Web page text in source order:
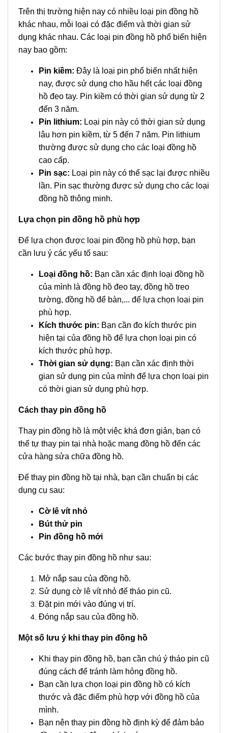
Trên thị trường hiện nay có nhiều loại pin đồng hồ
khác nhau, mỗi loại có đặc điểm và thời gian sử
dụng khác nhau. Các loại pin đồng hồ phổ biến hiện
nay bao gồm:
Pin kiềm: Đây là loại pin phổ biến nhất hiện
nay, được sử dụng cho hầu hết các loại đồng
hồ đeo tay. Pin kiềm có thời gian sử dụng từ 2
đến 3 năm.
Pin lithium: Loại pin này có thời gian sử dụng
lâu hơn pin kiềm, từ 5 đến 7 năm. Pin lithium
thường được sử dụng cho các loại đồng hồ
cao cấp.
Pin sạc: Loại pin này có thể sạc lại được nhiều
lần. Pin sạc thường được sử dụng cho các loại
đồng hồ thông minh.
Lựa chọn pin đồng hồ phù hợp
Để lựa chọn được loại pin đồng hồ phù hợp, bạn
cần lưu ý các yếu tố sau:
Loại đồng hồ: Bạn cần xác định loại đồng hồ
của mình là đồng hồ đeo tay, đồng hồ treo
tường, đồng hồ để bàn,... để lựa chọn loại pin
phù hợp.
Kích thước pin: Bạn cần đo kích thước pin
hiện tại của đồng hồ để lựa chọn loại pin có
kích thước phù hợp.
Thời gian sử dụng: Bạn cần xác định thời
gian sử dụng pin của mình để lựa chọn loại pin
có thời gian sử dụng phù hợp.
Cách thay pin đồng hồ
Thay pin đồng hồ là một việc khá đơn giản, bạn có
thể tự thay pin tại nhà hoặc mang đồng hồ đến các
cửa hàng sửa chữa đồng hồ.
Để thay pin đồng hồ tại nhà, bạn cần chuẩn bị các
dụng cụ sau:
Cờ lê vít nhỏ
Bút thử pin
Pin đồng hồ mới
Các bước thay pin đồng hồ như sau:
Mở nắp sau của đồng hồ.
Sử dụng cờ lê vít nhỏ để tháo pin cũ.
Đặt pin mới vào đúng vị trí.
Đóng nắp sau của đồng hồ.
Một số lưu ý khi thay pin đồng hồ
Khi thay pin đồng hồ, bạn cần chú ý tháo pin cũ
đúng cách để tránh làm hỏng đồng hồ.
Bạn cần lựa chọn loại pin đồng hồ có kích
thước và đặc điểm phù hợp với đồng hồ của
mình.
Bạn nên thay pin đồng hồ định kỳ để đảm bảo